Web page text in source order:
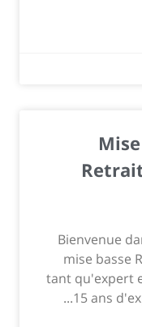
Bienvenue
mise basse
tant qu'expert
15 ans